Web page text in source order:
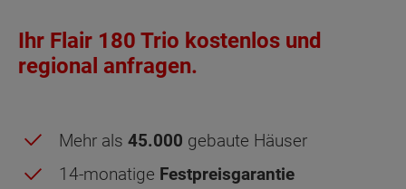
Ihr Flair 180 Trio kostenlos und
regional anfragen.
Mehr als 45.000 gebaute Häuser
14-monatige Festpreisgarantie